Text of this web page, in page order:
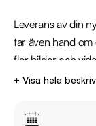
Leverans av din
tar även hand om
fler bilder och
Telefon: 08-572
+ Visa hela